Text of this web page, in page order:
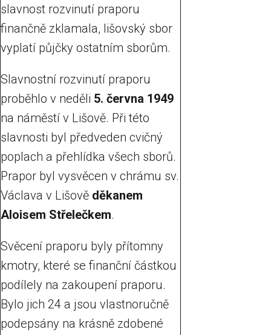
slavnost rozvinutí praporu
finančně zklamala, lišovský sbor
vyplatí půjčky ostatním sborům.
Slavnostní rozvinutí praporu
proběhlo v neděli 5. června 1949
na náměstí v Lišově. Při této
slavnosti byl předveden cvičný
poplach a přehlídka všech sborů.
Prapor byl vysvěcen v chrámu sv.
Václava v Lišově děkanem
Aloisem Střelečkem.
Svěcení praporu byly přítomny
kmotry, které se finanční částkou
podílely na zakoupení praporu.
Bylo jich 24 a jsou vlastnoručně
podepsány na krásně zdobené